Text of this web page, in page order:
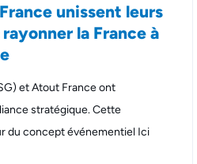
unissent leurs
la France à
et Atout France ont
stratégique. Cette
du concept événementiel Ici